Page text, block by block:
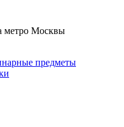
предметы